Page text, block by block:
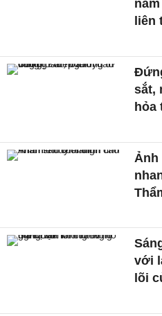
liên
sắt,
hỏa
Ảnh
với
lõi